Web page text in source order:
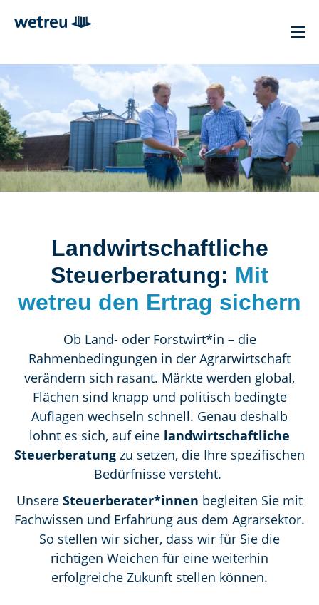
Landwirt­schaftliche
Steuerberatung: Mit
wetreu den Ertrag sichern
Ob Land- oder Forstwirt*in – die
Rahmenbedingungen in der Agrarwirtschaft
verändern sich rasant. Märkte werden global,
Flächen sind knapp und politisch bedingte
Auflagen wechseln schnell. Genau deshalb
lohnt es sich, auf eine landwirtschaftliche
Steuerberatung zu setzen, die Ihre spezifischen
Bedürfnisse versteht.
Unsere Steuerberater*innen begleiten Sie mit
Fachwissen und Erfahrung aus dem Agrarsektor.
So stellen wir sicher, dass wir für Sie die
richtigen Weichen für eine weiterhin
erfolgreiche Zukunft stellen können.